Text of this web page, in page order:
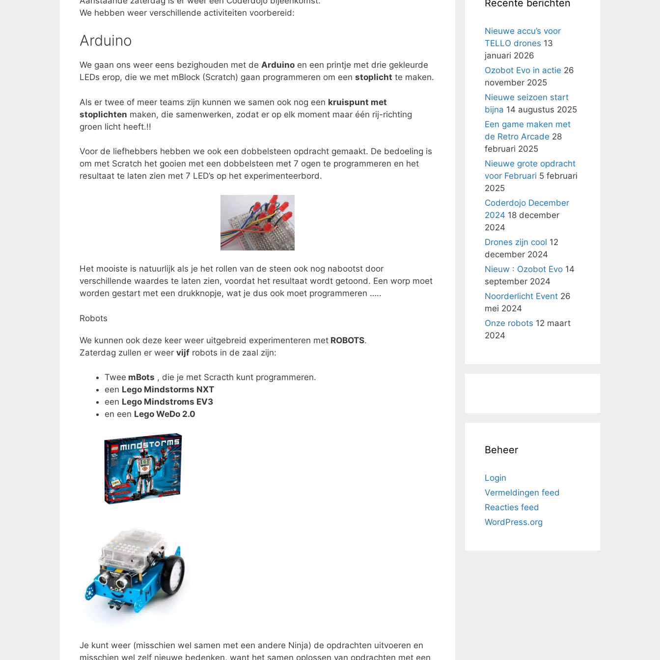
We hebben weer verschillende activiteiten voorbereid:
Arduino
We gaan ons weer eens bezighouden met de Arduino en een printje met drie gekleurde
LEDs erop, die we met mBlock (Scratch) gaan programmeren om een stoplicht te maken.
Als er twee of meer teams zijn kunnen we samen ook nog een kruispunt met
stoplichten maken, die samenwerken, zodat er op elk moment maar één rij-richting
groen licht heeft.!!
Voor de liefhebbers hebben we ook een dobbelsteen opdracht gemaakt. De bedoeling is
om met Scratch het gooien met een dobbelsteen met 7 ogen te programmeren en het
resultaat te laten zien met 7 LED’s op het experimenteerbord.
Het mooiste is natuurlijk als je het rollen van de steen ook nog nabootst door
verschillende waardes te laten zien, voordat het resultaat wordt getoond. Een worp moet
worden gestart met een drukknopje, wat je dus ook moet programmeren …..
Robots
We kunnen ook deze keer weer uitgebreid experimenteren met ROBOTS.
Zaterdag zullen er weer vijf robots in de zaal zijn:
Twee mBots , die je met Scracth kunt programmeren.
een Lego Mindstorms NXT
een Lego Mindstroms EV3
en een Lego WeDo 2.0
Je kunt weer (misschien wel samen met een andere Ninja) de opdrachten uitvoeren en
misschien wel zelf nieuwe bedenken, want het samen oplossen van opdrachten met een
Recente berichten
Nieuwe accu’s voor
TELLO drones 13
januari 2026
Ozobot Evo in actie 26
november 2025
Nieuwe seizoen start
bijna 14 augustus 2025
Een game maken met
de Retro Arcade 28
februari 2025
Nieuwe grote opdracht
voor Februari 5 februari
2025
Coderdojo December
2024 18 december
2024
Drones zijn cool 12
december 2024
Nieuw : Ozobot Evo 14
september 2024
Noorderlicht Event 26
mei 2024
Onze robots 12 maart
2024
Beheer
Login
Vermeldingen feed
Reacties feed
WordPress.org